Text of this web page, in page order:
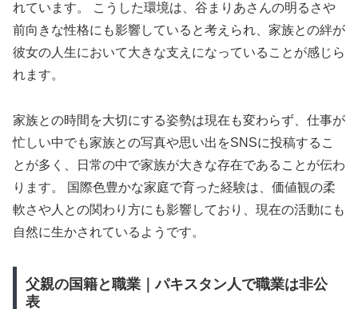
れています。 こうした環境は、谷まりあさんの明るさや
前向きな性格にも影響していると考えられ、家族との絆が
彼女の人生において大きな支えになっていることが感じら
れます。
家族との時間を大切にする姿勢は現在も変わらず、仕事が
忙しい中でも家族との写真や思い出をSNSに投稿するこ
とが多く、日常の中で家族が大きな存在であることが伝わ
ります。 国際色豊かな家庭で育った経験は、価値観の柔
軟さや人との関わり方にも影響しており、現在の活動にも
自然に生かされているようです。
父親の国籍と職業｜パキスタン人で職業は非公
表